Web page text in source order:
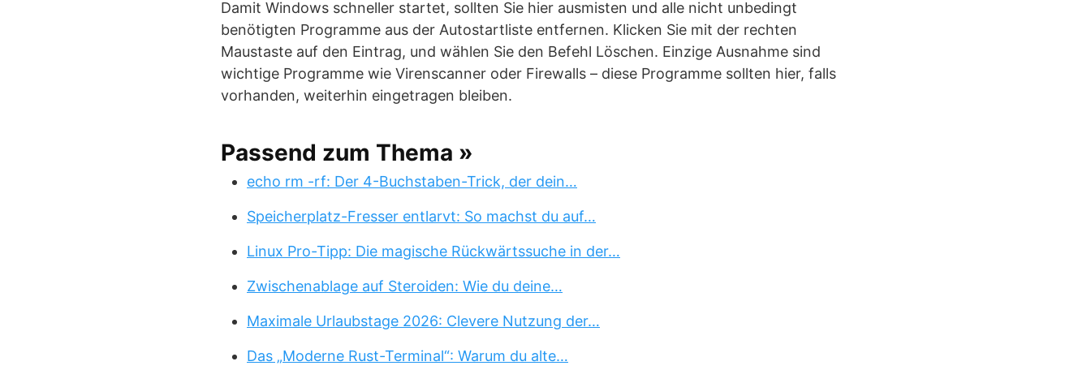
Damit Windows schneller startet, sollten Sie hier ausmisten und alle nicht unbedingt
benötigten Programme aus der Autostartliste entfernen. Klicken Sie mit der rechten
Maustaste auf den Eintrag, und wählen Sie den Befehl Löschen. Einzige Ausnahme sind
wichtige Programme wie Virenscanner oder Firewalls – diese Programme sollten hier, falls
vorhanden, weiterhin eingetragen bleiben.
Passend zum Thema »
echo rm -rf: Der 4-Buchstaben-Trick, der dein…
Speicherplatz-Fresser entlarvt: So machst du auf…
Linux Pro-Tipp: Die magische Rückwärtssuche in der…
Zwischenablage auf Steroiden: Wie du deine…
Maximale Urlaubstage 2026: Clevere Nutzung der…
Das „Moderne Rust-Terminal“: Warum du alte…